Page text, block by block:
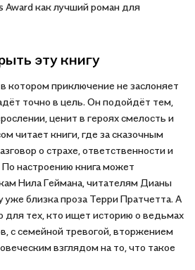
Award как лучший роман для
эту книгу
котором приключение не заслоняет
точно в цель. Он подойдёт тем,
ценит в героях смелость и
читает книги, где за сказочным
о страхе, ответственности и
настроению книга может
Нила Геймана, читателям Дианы
близка проза Терри Пратчетта. А
для тех, кто ищет историю о ведьмах
с семейной тревогой, вторжением
взглядом на то, что такое